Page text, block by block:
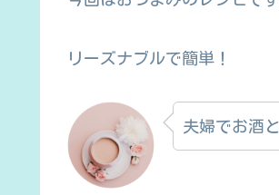
リーズナブルで簡単！
夫婦でお酒